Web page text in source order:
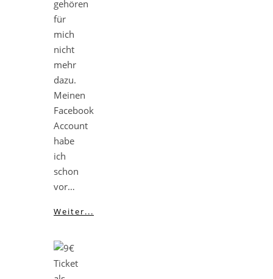
gehören
für
mich
nicht
mehr
dazu.
Meinen
Facebook
Account
habe
ich
schon
vor…
Weiter...